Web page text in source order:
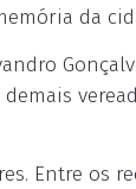
da
Entre os